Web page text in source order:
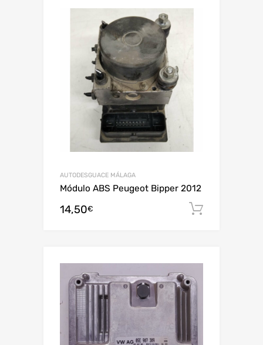
AUTODESGUACE MÁLAGA
Módulo ABS Peugeot Bipper 2012
14,50€